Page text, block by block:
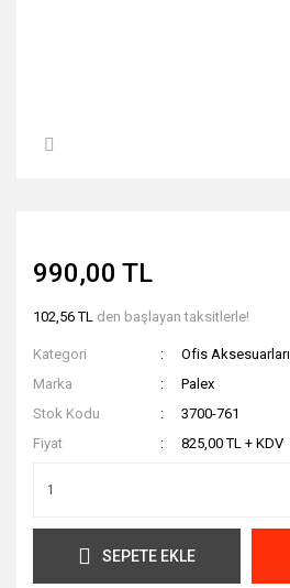
990,00 TL
102,56 TL den başlayan taksitlerle!
Kategori
Ofis Aksesuarları
Marka
Palex
Stok Kodu
3700-761
Fiyat
825,00 TL + KDV
SEPETE EKLE